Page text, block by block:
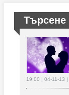
Търсене
19:00 | 04-11-13 |